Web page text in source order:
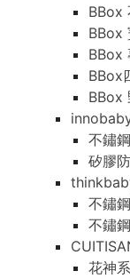
BBox
BBox
BBox
BBox
BBox
不鏽
矽膠
不鏽
不鏽
花神